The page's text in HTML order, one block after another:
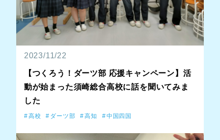
2023/11/22
【つくろう！ダーツ部 応援キャンペーン】活
動が始まった須崎総合高校に話を聞いてみま
した
高校 ダーツ部 高知 中国四国